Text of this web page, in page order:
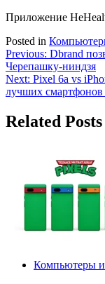
Приложение
Posted in
Навигация
по
записям
Previous: Dbrand
Черепашку-ниндзя
Next: Pixel 6a vs
лучших
Related Posts
Компьютеры